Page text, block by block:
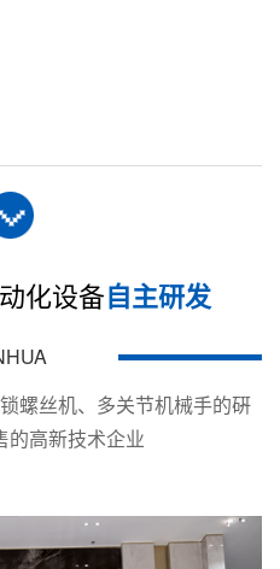
移动速度: 最高 500 mm/s
吐出介质: 热熔胶/PUR
驱动/温控: 多种取液+伺
化设备自主研发
螺丝机、多关节机械手的硏
的高新技术企业